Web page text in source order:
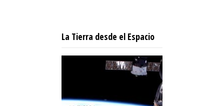
La Tierra desde el Espacio